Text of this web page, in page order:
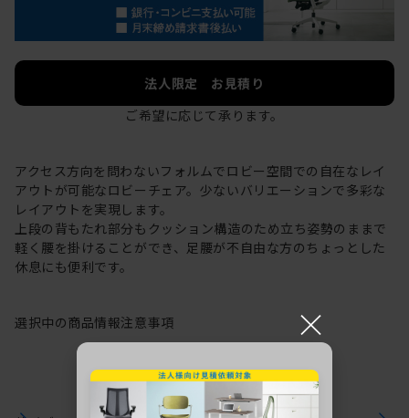
法人限定 お見積り
ご希望に応じて承ります。
アクセス方向を問わないフォルムでロビー空間での自在なレイ
アウトが可能なロビーチェア。少ないバリエーションで多彩な
レイアウトを実現します。
上段の背もたれ部分もクッション構造のため立ち姿勢のままで
軽く腰を掛けることができ、足腰が不自由な方のちょっとした
休息にも便利です。
選択中の商品情報注意事項 ×